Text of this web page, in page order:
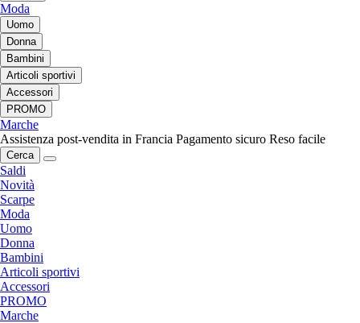
Moda
Uomo
Donna
Bambini
Articoli sportivi
Accessori
PROMO
Marche
Assistenza post-vendita in Francia Pagamento sicuro Reso facile
Cerca
Saldi
Novità
Scarpe
Moda
Uomo
Donna
Bambini
Articoli sportivi
Accessori
PROMO
Marche